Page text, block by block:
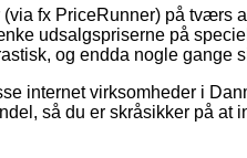
fx PriceRunner) på tværs
udsalgspriserne på
og endda nogle gange
internet virksomheder i
så du er skråsikker på at